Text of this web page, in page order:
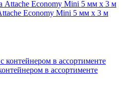
Economy Mini 5 мм x 3 м
в ассортименте